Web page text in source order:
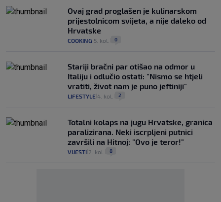
Ovaj grad proglašen je kulinarskom
prijestolnicom svijeta, a nije daleko od
Hrvatske
COOKING 5. kol. 0
Stariji bračni par otišao na odmor u
Italiju i odlučio ostati: "Nismo se htjeli
vratiti, život nam je puno jeftiniji"
LIFESTYLE 4. kol. 2
Totalni kolaps na jugu Hrvatske, granica
paralizirana. Neki iscrpljeni putnici
završili na Hitnoj: "Ovo je teror!"
VIJESTI 2. kol. 8